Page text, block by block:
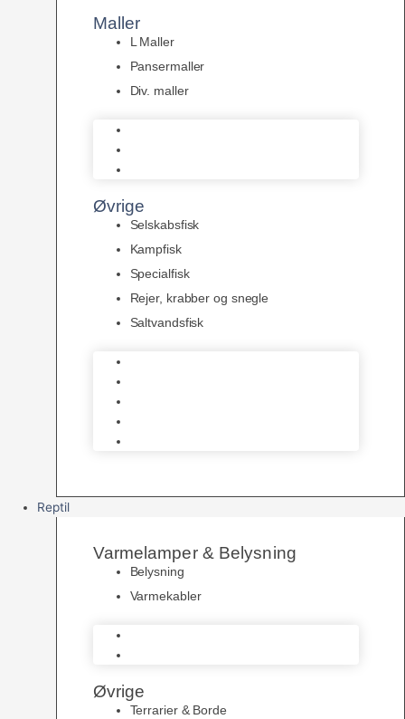
Maller
L Maller
Pansermaller
Div. maller
Øvrige
Selskabsfisk
Kampfisk
Specialfisk
Rejer, krabber og snegle
Saltvandsfisk
Reptil
Varmelamper & Belysning
Belysning
Varmekabler
Øvrige
Terrarier & Borde